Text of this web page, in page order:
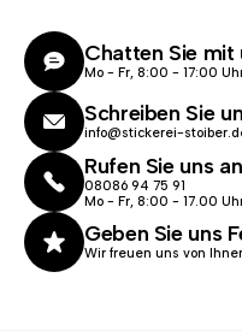
Chatten Sie mit
Mo - Fr, 8:00 - 17:00
Schreiben Sie
info@stickerei-
Rufen Sie uns an
08086 94 75 91
Mo - Fr, 8:00 - 17.00
Geben Sie uns
Wir freuen uns von